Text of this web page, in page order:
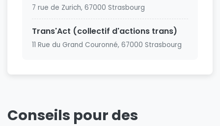
7 rue de Zurich, 67000 Strasbourg
Trans'Act (collectif d'actions trans)
11 Rue du Grand Couronné, 67000 Strasbourg
Conseils pour des